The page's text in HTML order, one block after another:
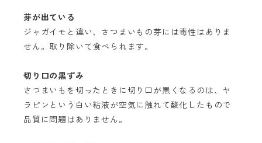
芽が出ている
ジャガイモと違い、さつまいもの芽には毒性はありま
せん。取り除いて食べられます。
切り口の黒ずみ
さつまいもを切ったときに切り口が黒くなるのは、ヤ
ラピンという白い粘液が空気に触れて酸化したもので
品質に問題はありません。